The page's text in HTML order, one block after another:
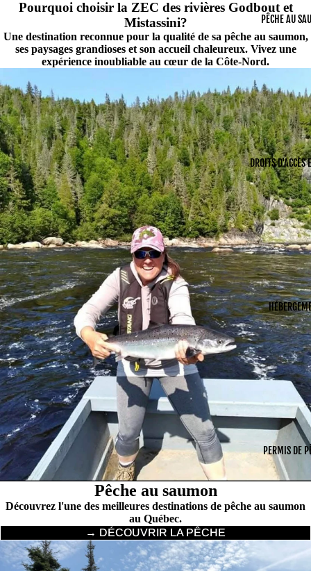
PÊCHE AU
DROITS D'ACCÈS
PERMIS DE
Pourquoi choisir la ZEC des rivières Godbout et
Mistassini?
Une destination reconnue pour la qualité de sa pêche au saumon,
ses paysages grandioses et son accueil chaleureux. Vivez une
expérience inoubliable au cœur de la Côte-Nord.
Pêche au saumon
Découvrez l'une des meilleures destinations de pêche au saumon
au Québec.
→ DÉCOUVRIR LA PÊCHE